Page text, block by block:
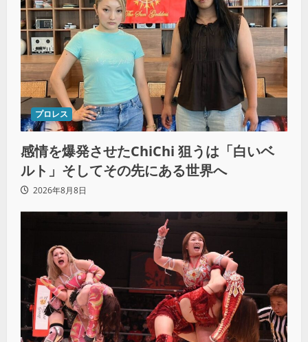
プロレス
感情を爆発させたChiChi 狙うは「白いベ
ルト」そしてその先にある世界へ
2026年8月8日